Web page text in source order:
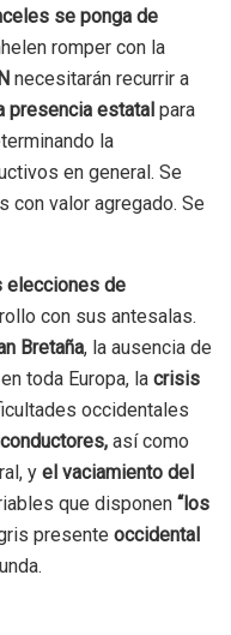
se ponga de
romper con la
necesitarán recurrir a
presencia estatal para
la
en general. Se
con valor agregado. Se
elecciones de
con sus antesalas.
Bretaña, la ausencia de
toda Europa, la crisis
occidentales
así como
y el vaciamiento del
que disponen “los
presente occidental